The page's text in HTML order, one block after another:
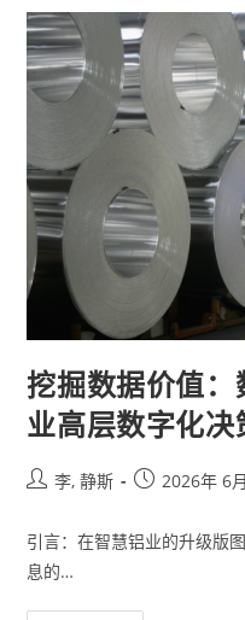
挖掘数据价值
业高层数字化决
李, 静斯 2026年 6
引言：在智慧铝业的升级版
息的…